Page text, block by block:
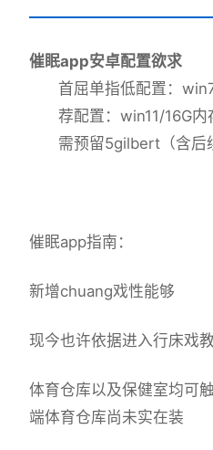
催眠app安卓配置欲求
​首屈单指低配置​ ：
荐配置​ ：win11/16G
需预留5gilbert（含后
催眠app指南：
新增chuang戏性能够
现今也许依据进入行床戏
体育仓库以及保健室均可
端体育仓库尚未实在装